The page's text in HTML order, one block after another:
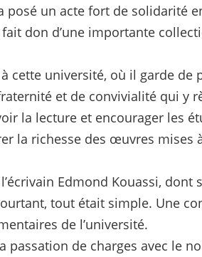
posé un acte fort de solidarité
don d’une importante
cette université, où il garde de
et de convivialité qui y
la lecture et encourager les
la richesse des œuvres mises
Edmond Kouassi, dont
tout était simple. Une
de l’université.
passation de charges avec le